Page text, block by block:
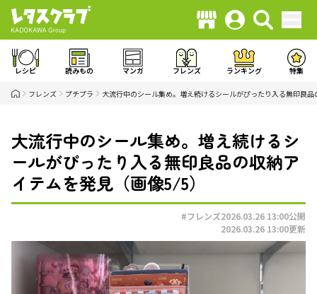
レシピ 読みもの マンガ フレンズ ランキング 特集
フレンズ プチプラ 大流行中のシール集め。増え続けるシールがぴったり入る無印良
大流行中のシール集め。増え続けるシ
ールがぴったり入る無印良品の収納ア
イテムを発見（画像5/5）
#フレンズ2026.03.26 13:00公開
2026.03.26 13:00更新